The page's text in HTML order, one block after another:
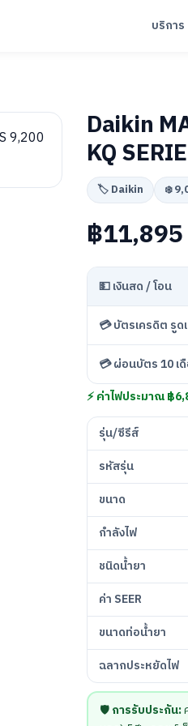
บริการ
Daikin
KQ
🏷️ Daikin ❄️
฿11,895
💵 เงินสด / โอน
💳 บัตรเครดิต รูด
💳 ผ่อนบัตร 10 เ
⚡ ค่าไฟประมาณ ฿
รุ่น/ซีรีส์
รหัสรุ่น
ขนาด
กำลังไฟ
ชนิดน้ำยา
ค่า SEER
ขนาดท่อน้ำยา
ฉลากประหยัดไฟ
🛡️การรับประกัน: